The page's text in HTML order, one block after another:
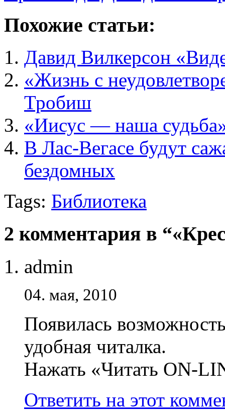
Похожие статьи:
Давид Вилкерсон
«Жизнь с
Тробиш
«Иисус — наша
В Лас-Вегасе будут
бездомных
Tags: Библиотека
2 комментария в
admin
04. мая, 2010
Появилась
удобная читалка.
Нажать «Читать ON-
Ответить на этот